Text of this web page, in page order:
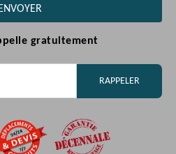
gratuitement